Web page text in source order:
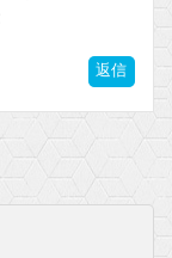
返信